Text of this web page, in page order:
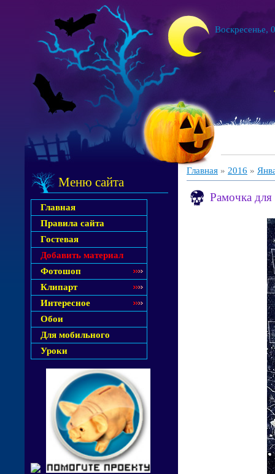
Воскресенье,
Меню сайта
Главная
Правила сайта
Гостевая
Добавить материал
Фотошоп
Клипарт
Интересное
Обои
Для мобильного
Уроки
Главная » 2016 »
Рамочка